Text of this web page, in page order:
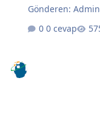
Gönderen:Admin
0 cevap